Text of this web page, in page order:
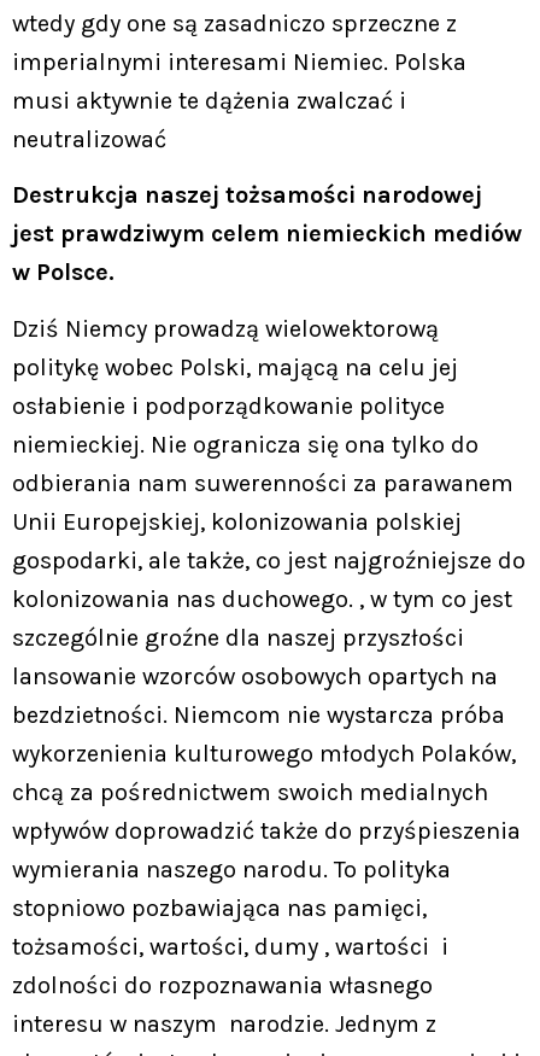
wtedy gdy one są zasadniczo sprzeczne z
imperialnymi interesami Niemiec. Polska
musi aktywnie te dążenia zwalczać i
neutralizować
Destrukcja naszej tożsamości narodowej
jest prawdziwym celem niemieckich mediów
w Polsce.
Dziś Niemcy prowadzą wielowektorową
politykę wobec Polski, mającą na celu jej
osłabienie i podporządkowanie polityce
niemieckiej. Nie ogranicza się ona tylko do
odbierania nam suwerenności za parawanem
Unii Europejskiej, kolonizowania polskiej
gospodarki, ale także, co jest najgroźniejsze do
kolonizowania nas duchowego. , w tym co jest
szczególnie groźne dla naszej przyszłości
lansowanie wzorców osobowych opartych na
bezdzietności. Niemcom nie wystarcza próba
wykorzenienia kulturowego młodych Polaków,
chcą za pośrednictwem swoich medialnych
wpływów doprowadzić także do przyśpieszenia
wymierania naszego narodu. To polityka
stopniowo pozbawiająca nas pamięci,
tożsamości, wartości, dumy , wartości i
zdolności do rozpoznawania własnego
interesu w naszym narodzie. Jednym z